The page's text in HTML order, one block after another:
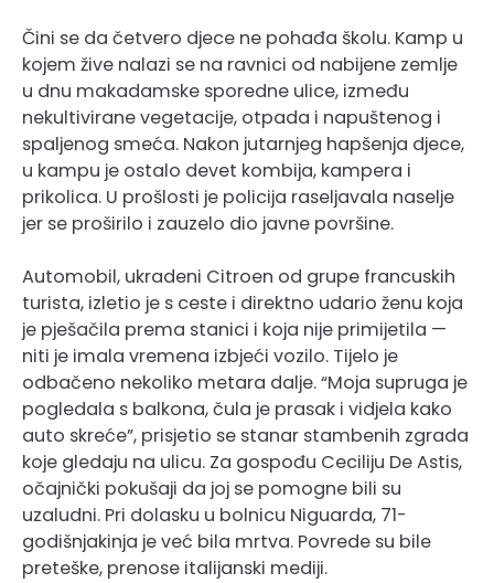
Čini se da četvero djece ne pohađa školu. Kamp u
kojem žive nalazi se na ravnici od nabijene zemlje
u dnu makadamske sporedne ulice, između
nekultivirane vegetacije, otpada i napuštenog i
spaljenog smeća. Nakon jutarnjeg hapšenja djece,
u kampu je ostalo devet kombija, kampera i
prikolica. U prošlosti je policija raseljavala naselje
jer se proširilo i zauzelo dio javne površine.
Automobil, ukradeni Citroen od grupe francuskih
turista, izletio je s ceste i direktno udario ženu koja
je pješačila prema stanici i koja nije primijetila —
niti je imala vremena izbjeći vozilo. Tijelo je
odbačeno nekoliko metara dalje. “Moja supruga je
pogledala s balkona, čula je prasak i vidjela kako
auto skreće”, prisjetio se stanar stambenih zgrada
koje gledaju na ulicu. Za gospođu Ceciliju De Astis,
očajnički pokušaji da joj se pomogne bili su
uzaludni. Pri dolasku u bolnicu Niguarda, 71-
godišnjakinja je već bila mrtva. Povrede su bile
preteške, prenose italijanski mediji.